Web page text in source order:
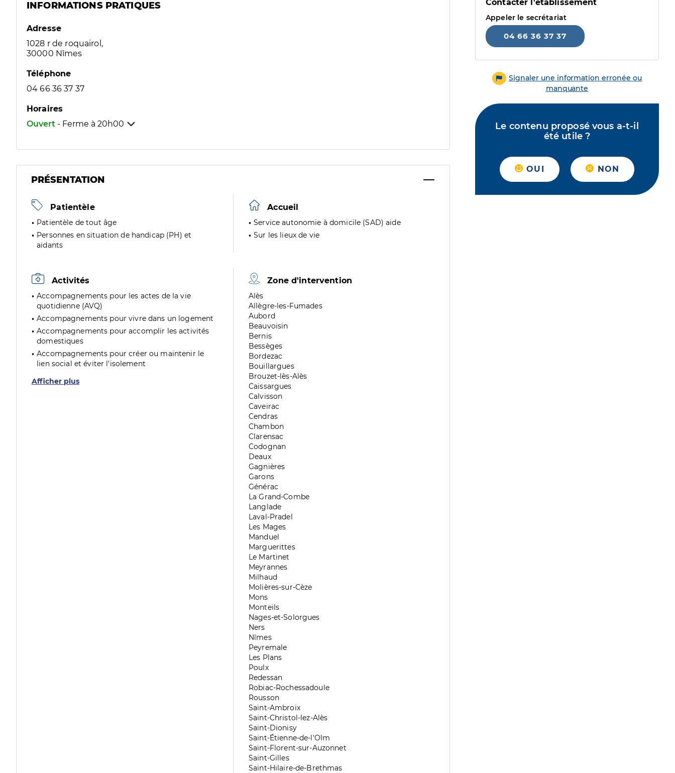
INFORMATIONS PRATIQUES
Adresse
1028 r de roquairol,
30000 Nîmes
Téléphone
04 66 36 37 37
Horaires
Ouvert - Ferme à 20h00
PRÉSENTATION
Patientèle
Patientèle de tout âge
Personnes en situation de handicap (PH) et
aidants
Accueil
Service autonomie à domicile (SAD) aide
Sur les lieux de vie
Activités
Accompagnements pour les actes de la vie
quotidienne (AVQ)
Accompagnements pour vivre dans un logement
Accompagnements pour accomplir les activités
domestiques
Accompagnements pour créer ou maintenir le
lien social et éviter l'isolement
Afficher plus
Zone d'intervention
Zone
de
division
Alès
Zone
de
division
Allègre-les-Fumades
Zone
de
division
Aubord
Zone
de
division
Beauvoisin
Zone
de
division
Bernis
Zone
de
division
Bessèges
Zone
de
division
Bordezac
Zone
de
division
Bouillargues
Zone
de
division
Brouzet-lès-Alès
Zone
de
division
Caissargues
Zone
de
division
Calvisson
Zone
de
division
Caveirac
Zone
de
division
Cendras
Zone
de
division
Chambon
Zone
de
division
Clarensac
Zone
de
division
Codognan
Zone
de
division
Deaux
Zone
de
division
Gagnières
Zone
de
division
Garons
Zone
de
division
Générac
Zone
de
division
La Grand-Combe
Zone
de
division
Langlade
Zone
de
division
Laval-Pradel
Zone
de
division
Les Mages
Zone
de
division
Manduel
Zone
de
division
Marguerittes
Zone
de
division
Le Martinet
Zone
de
division
Meyrannes
Zone
de
division
Milhaud
Zone
de
division
Molières-sur-Cèze
Zone
de
division
Mons
Zone
de
division
Monteils
Zone
de
division
Nages-et-Solorgues
Zone
de
division
Ners
Zone
de
division
Nîmes
Zone
de
division
Peyremale
Zone
de
division
Les Plans
Zone
de
division
Poulx
Zone
de
division
Redessan
Zone
de
division
Robiac-Rochessadoule
Zone
de
division
Rousson
Zone
de
division
Saint-Ambroix
Zone
de
division
Saint-Christol-lez-Alès
Zone
de
division
Saint-Dionisy
Zone
de
division
Saint-Étienne-de-l'Olm
Zone
de
division
Saint-Florent-sur-Auzonnet
Zone
de
Saint-Gilles
Zone
Saint-Hilaire-de-Brethmas
Contacter l'établissement
Appeler le secrétariat
04 66 36 37 37
Signaler une information erronée ou
manquante
Le contenu proposé vous a-t-il
été utile ?
OUI NON